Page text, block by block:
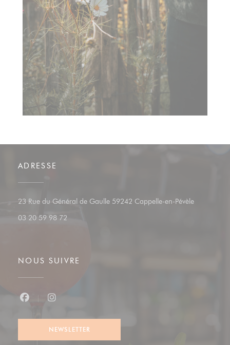
ADRESSE
23 Rue du Général de Gaulle 59242 Cappelle-en-Pévèle((ouvre
03 20 59 98 72
NOUS SUIVRE
NEWSLETTER